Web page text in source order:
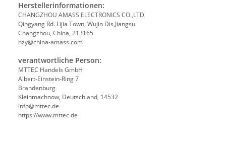
Herstellerinformationen:
CHANGZHOU AMASS ELECTRONICS CO.,LTD
Qingyang Rd. Lijia Town, Wujin Dis,Jiangsu
Changzhou, China, 213165
hzy@china-amass.com
verantwortliche Person:
MTTEC Handels GmbH
Albert-Einstein-Ring 7
Brandenburg
Kleinmachnow, Deutschland, 14532
info@mttec.de
https://www.mttec.de